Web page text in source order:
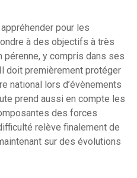
pour les
à des objectifs à très
pérenne, y compris dans ses
doit premièrement protéger
national lors d’évènements
prend aussi en compte les
des forces
relève finalement de
sur des évolutions